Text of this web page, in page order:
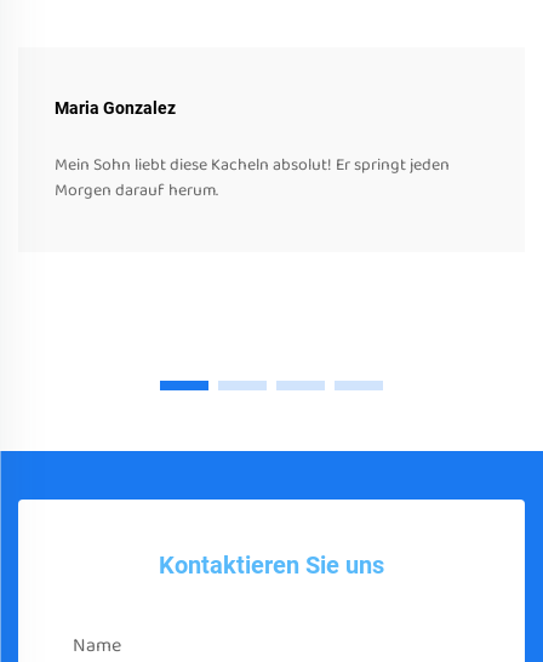
Maria Gonzalez
Mein Sohn liebt diese Kacheln absolut! Er springt jeden
Morgen darauf herum.
Kontaktieren Sie uns
Name